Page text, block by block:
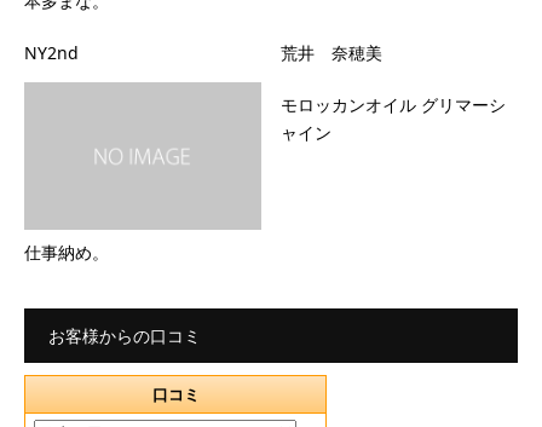
NY2nd 荒井 奈穂美
仕事納め。
モロッカンオイル グリマーシ
ャイン
お客様からの口コミ